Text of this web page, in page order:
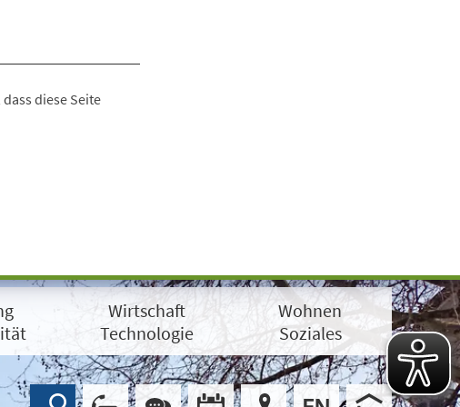
diese Seite
Wirtschaft
Technologie
Wohnen
Soziales